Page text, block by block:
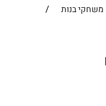
משחקי בנות /